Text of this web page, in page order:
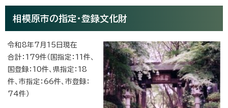
相模原市の指定・登録文化財
令和8年7月15日現在
合計：179件（国指定：11件、
国登録：10件、県指定：18
件、市指定：66件、市登録：
74件）